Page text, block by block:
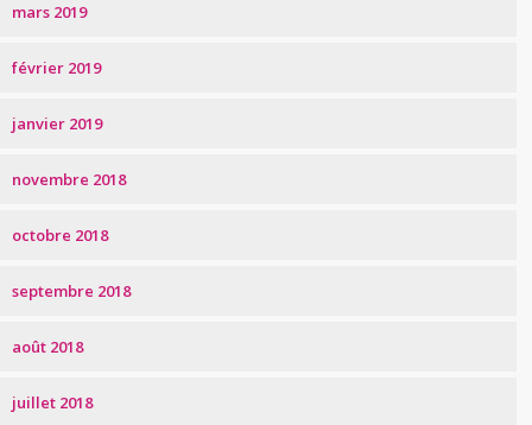
mars 2019
février 2019
janvier 2019
novembre 2018
octobre 2018
septembre 2018
août 2018
juillet 2018